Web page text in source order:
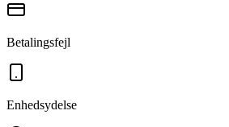
Betalingsfejl
Enhedsydelse